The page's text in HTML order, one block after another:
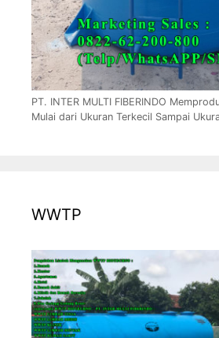
PT. INTER MULTI FIBERINDO
Mulai dari Ukuran Terkecil Sampai
WWTP